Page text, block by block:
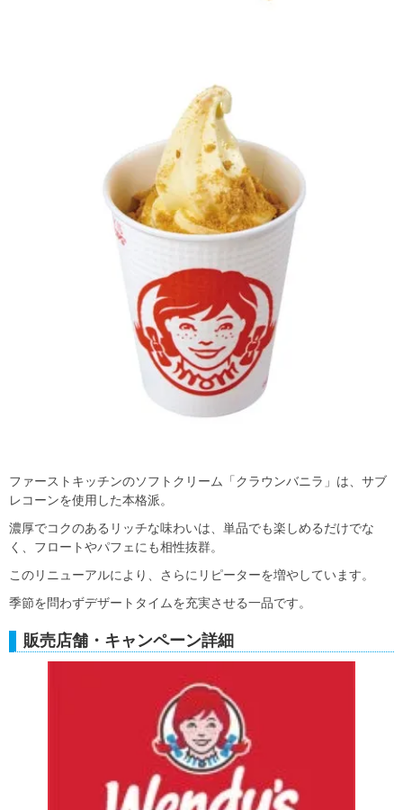
ファーストキッチンのソフトクリーム「クラウンバニラ」は、サブ
レコーンを使用した本格派。
濃厚でコクのあるリッチな味わいは、単品でも楽しめるだけでな
く、フロートやパフェにも相性抜群。
このリニューアルにより、さらにリピーターを増やしています。
季節を問わずデザートタイムを充実させる一品です。
販売店舗・キャンペーン詳細